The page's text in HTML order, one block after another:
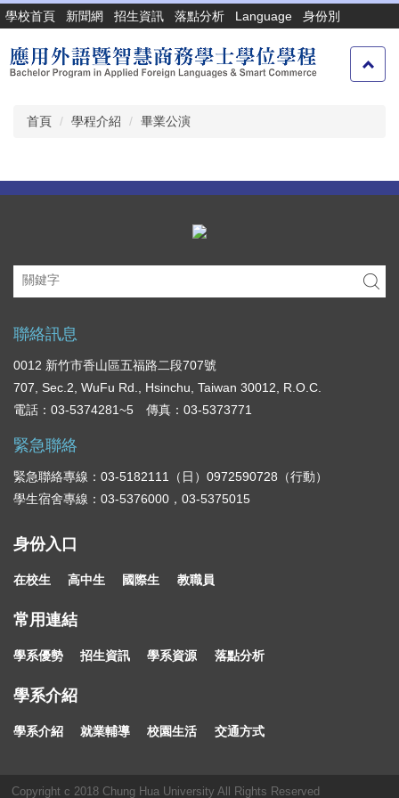
跳
到
主
要
學校首頁 新聞網 招生資訊 落點分析 Language 身份別
首頁 學程介紹 畢業公演
聯絡訊息
0012 新竹市香山區五福路二段707號
707, Sec.2, WuFu Rd., Hsinchu, Taiwan 30012, R.O.C.
電話：03-5374281~5 傳真：03-5373771
緊急聯絡
緊急聯絡專線：03-5182111（日）0972590728（行動）
學生宿舍專線：03-5376000，03-5375015
身份入口
在校生 高中生 國際生 教職員
常用連結
學系優勢 招生資訊 學系資源 落點分析
學系介紹
學系介紹 就業輔導 校園生活 交通方式
Copyright c 2018 Chung Hua University All Rights Reserved